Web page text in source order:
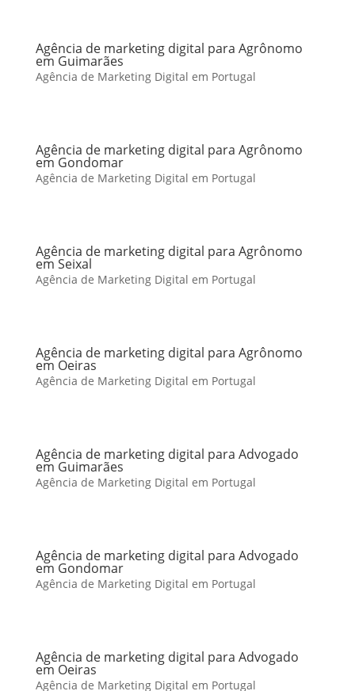
Agência de marketing digital para Agrônomo
em Guimarães
Agência de Marketing Digital em Portugal
Agência de marketing digital para Agrônomo
em Gondomar
Agência de Marketing Digital em Portugal
Agência de marketing digital para Agrônomo
em Seixal
Agência de Marketing Digital em Portugal
Agência de marketing digital para Agrônomo
em Oeiras
Agência de Marketing Digital em Portugal
Agência de marketing digital para Advogado
em Guimarães
Agência de Marketing Digital em Portugal
Agência de marketing digital para Advogado
em Gondomar
Agência de Marketing Digital em Portugal
Agência de marketing digital para Advogado
em Oeiras
Agência de Marketing Digital em Portugal